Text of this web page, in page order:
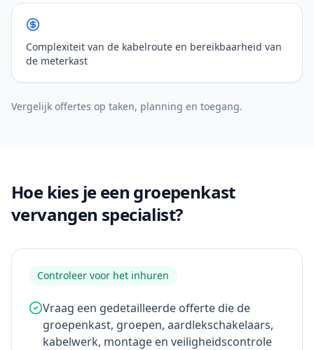
Complexiteit van de kabelroute en bereikbaarheid van
de meterkast
Vergelijk offertes op taken, planning en toegang.
Hoe kies je een groepenkast
vervangen specialist?
Controleer voor het inhuren
Vraag een gedetailleerde offerte die de
groepenkast, groepen, aardlekschakelaars,
kabelwerk, montage en veiligheidscontrole